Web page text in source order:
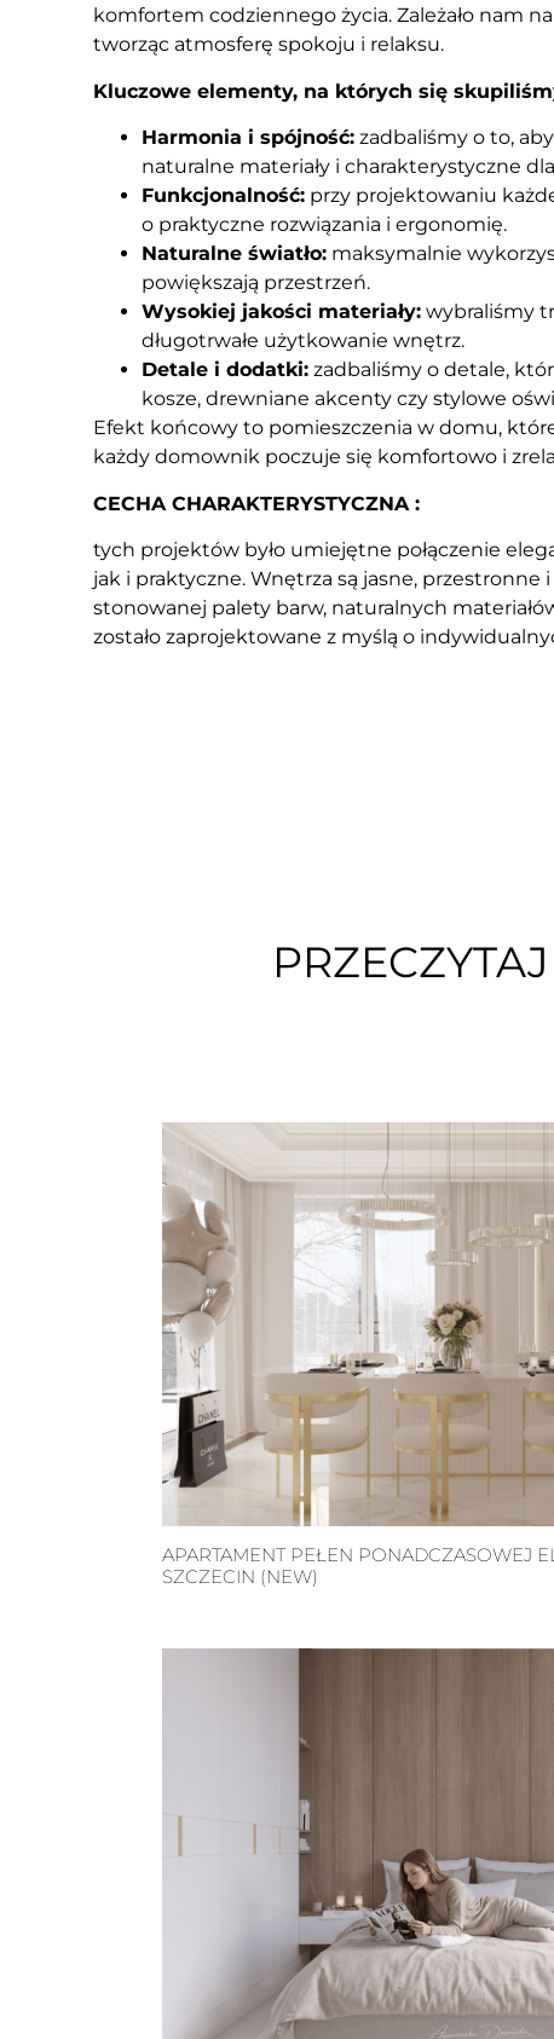
komfortem codziennego życia. Zależało nam
tworząc atmosferę spokoju i relaksu.
Kluczowe elementy, na których się
Harmonia i spójność: zadbaliśmy o to,
naturalne materiały i charakterystyczne
Funkcjonalność: przy projektowaniu
o praktyczne rozwiązania i ergonomię.
Naturalne światło: maksymalnie
powiększają przestrzeń.
Wysokiej jakości materiały: wybraliśmy
długotrwałe użytkowanie wnętrz.
Detale i dodatki: zadbaliśmy o detale,
kosze, drewniane akcenty czy stylowe
Efekt końcowy to pomieszczenia w domu,
każdy domownik poczuje się komfortowo i
CECHA CHARAKTERYSTYCZNA :
tych projektów było umiejętne połączenie
jak i praktyczne. Wnętrza są jasne,
stonowanej palety barw, naturalnych
zostało zaprojektowane z myślą o
APARTAMENT PEŁEN PONADCZASOWEJ
SZCZECIN (NEW)